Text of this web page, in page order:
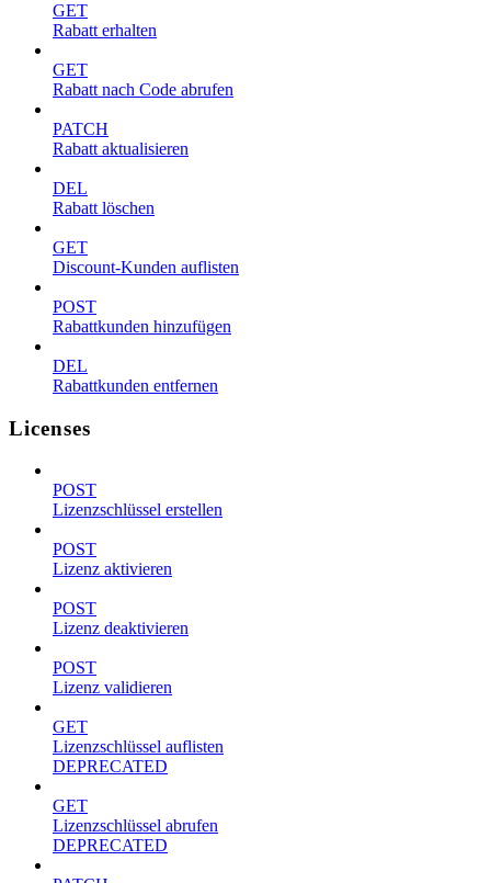
GET
Rabatt erhalten
GET
Rabatt nach Code abrufen
PATCH
Rabatt aktualisieren
DEL
Rabatt löschen
GET
Discount-Kunden auflisten
POST
Rabattkunden hinzufügen
DEL
Rabattkunden entfernen
Licenses
POST
Lizenzschlüssel erstellen
POST
Lizenz aktivieren
POST
Lizenz deaktivieren
POST
Lizenz validieren
GET
Lizenzschlüssel auflisten
DEPRECATED
GET
Lizenzschlüssel abrufen
DEPRECATED